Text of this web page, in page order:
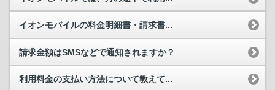
イオンモバイルの料金明細書・請求書...
請求金額はSMSなどで通知されますか？
利用料金の支払い方法について教えて...